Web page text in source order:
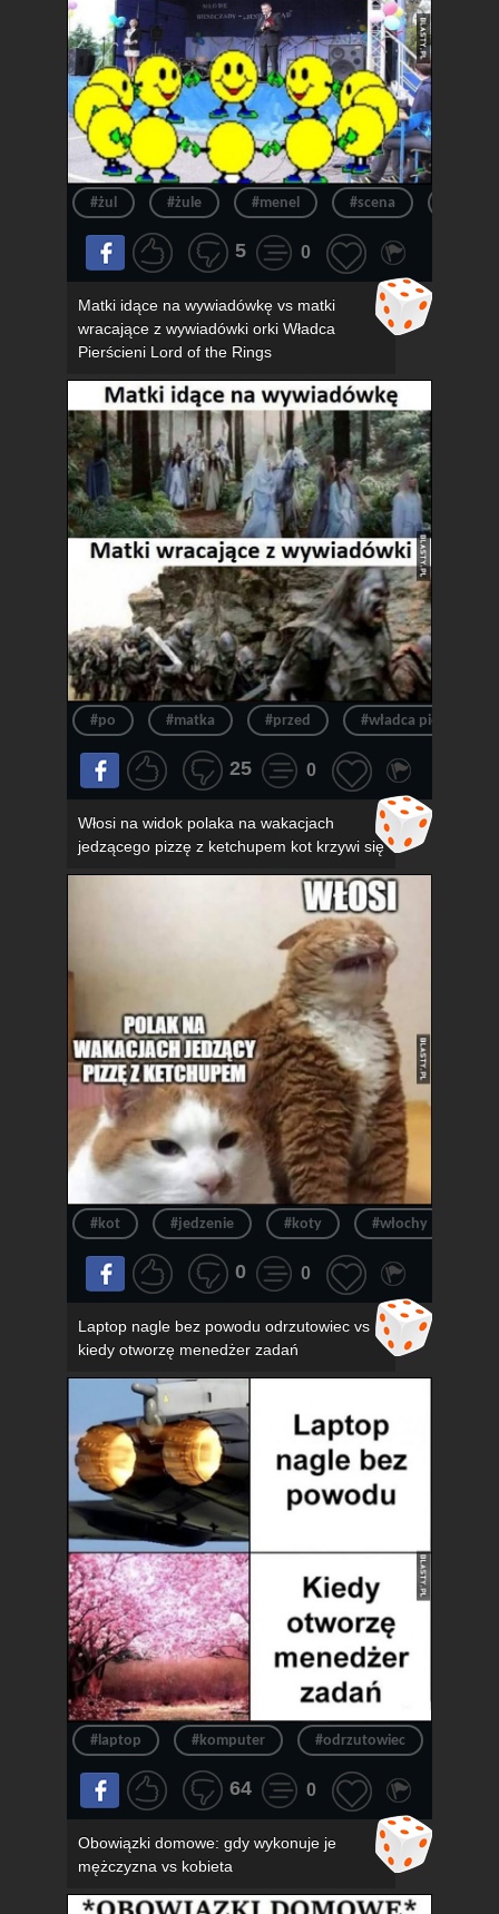
#żul #żule #menel #scena
5 0
Matki idące na wywiadówkę vs matki
wracające z wywiadówki orki Władca
Pierścieni Lord of the Rings
#po #matka #przed #władca pierścieni
25 0
Włosi na widok polaka na wakacjach
jedzącego pizzę z ketchupem kot krzywi się
#kot #jedzenie #koty #włochy
0 0
Laptop nagle bez powodu odrzutowiec vs
kiedy otworzę menedżer zadań
#laptop #komputer #odrzutowiec
64 0
Obowiązki domowe: gdy wykonuje je
mężczyzna vs kobieta